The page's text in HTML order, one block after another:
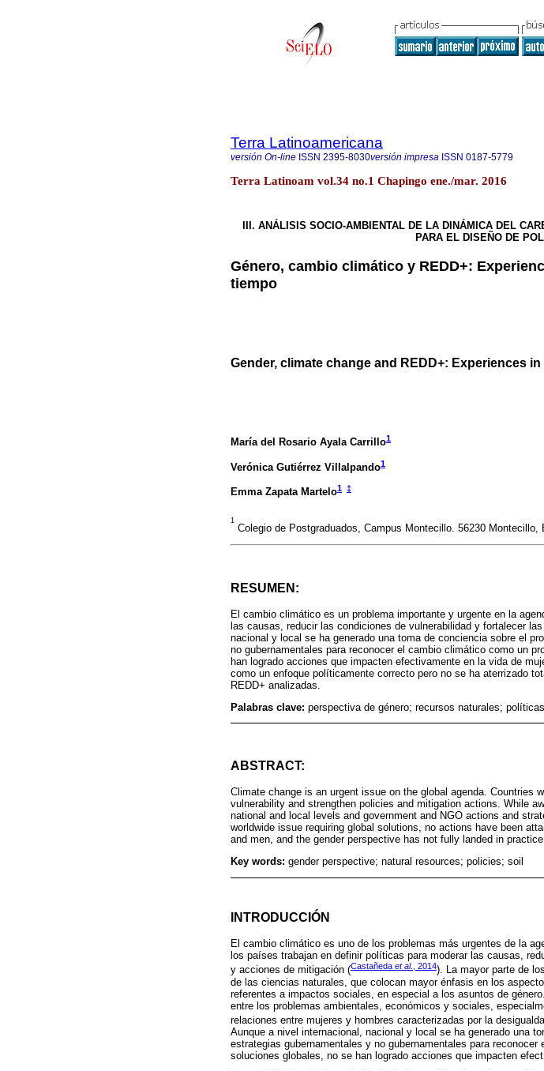
Terra Latinoamericana
versión On-line ISSN 2395-8030versión impresa ISSN 0187-5779
Terra Latinoam vol.34 no.1 Chapingo ene./mar. 2016
III. ANÁLISIS SOCIO-AMBIENTAL DE LA DINÁMICA DEL
PARA EL DISEÑO DE
Género, cambio climático y REDD+:
tiempo
Gender, climate change and REDD+: Experiences in
María del Rosario Ayala Carrillo1
Verónica Gutiérrez Villalpando1
Emma Zapata Martelo1 ‡
1
Colegio de Postgraduados, Campus Montecillo. 56230 Montecillo,
RESUMEN:
El cambio climático es un problema importante y urgente en la
las causas, reducir las condiciones de vulnerabilidad y fortalecer
nacional y local se ha generado una toma de conciencia sobre el
no gubernamentales para reconocer el cambio climático como un
han logrado acciones que impacten efectivamente en la vida de
como un enfoque políticamente correcto pero no se ha aterrizado
REDD+ analizadas.
Palabras clave: perspectiva de género; recursos naturales;
ABSTRACT:
Climate change is an urgent issue on the global agenda. Countries
vulnerability and strengthen policies and mitigation actions. While
national and local levels and government and NGO actions and
worldwide issue requiring global solutions, no actions have been
and men, and the gender perspective has not fully landed in
Key words: gender perspective; natural resources; policies; soil
INTRODUCCIÓN
El cambio climático es uno de los problemas más urgentes de la
los países trabajan en definir políticas para moderar las causas,
y acciones de mitigación (Castañeda et al., 2014). La mayor parte de
de las ciencias naturales, que colocan mayor énfasis en los
referentes a impactos sociales, en especial a los asuntos de
entre los problemas ambientales, económicos y sociales,
relaciones entre mujeres y hombres caracterizadas por la
Aunque a nivel internacional, nacional y local se ha generado una
estrategias gubernamentales y no gubernamentales para
soluciones globales, no se han logrado acciones que impacten